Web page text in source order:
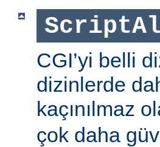
CGI’yi belli
dizinlerde
kaçınılmaz
çok daha